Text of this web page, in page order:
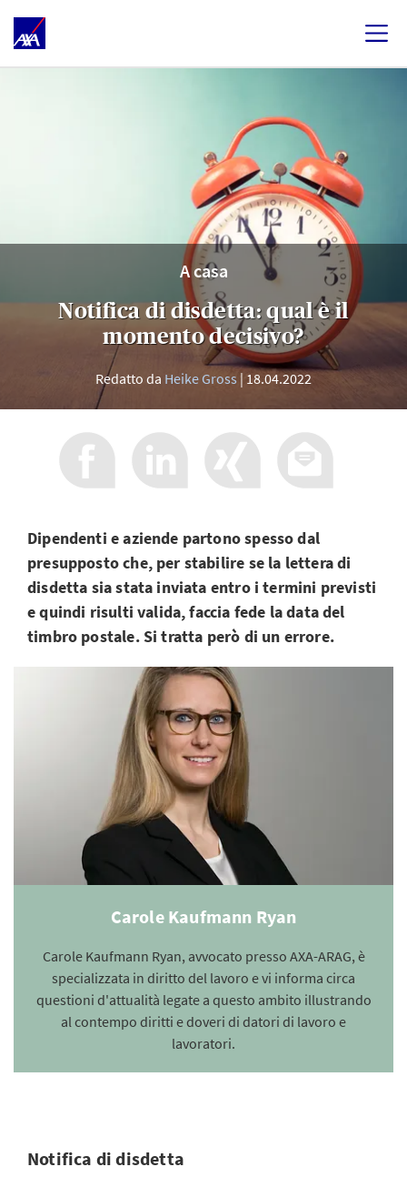
A casa
Notifica di disdetta: qual è il
momento decisivo?
Redatto da Heike Gross 18.04.2022
Dipendenti e aziende partono spesso dal
presupposto che, per stabilire se la lettera di
disdetta sia stata inviata entro i termini previsti
e quindi risulti valida, faccia fede la data del
timbro postale. Si tratta però di un errore.
Carole Kaufmann Ryan
Carole Kaufmann Ryan, avvocato presso AXA-ARAG, è
specializzata in diritto del lavoro e vi informa circa
questioni d'attualità legate a questo ambito illustrando
al contempo diritti e doveri di datori di lavoro e
lavoratori.
Notifica di disdetta